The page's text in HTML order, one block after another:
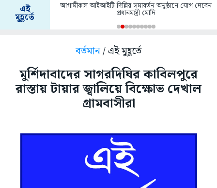
এই
মুহূর্তে
আগামীকাল আইআইটি দিল্লির সমাবর্তন অনুষ্ঠানে যোগ দেবেন
প্রধানমন্ত্রী মোদি
বর্তমান/ এই মুহূর্তে
মুর্শিদাবাদের সাগরদিঘির কাবিলপুরে
রাস্তায় টায়ার জ্বালিয়ে বিক্ষোভ দেখাল
গ্রামবাসীরা